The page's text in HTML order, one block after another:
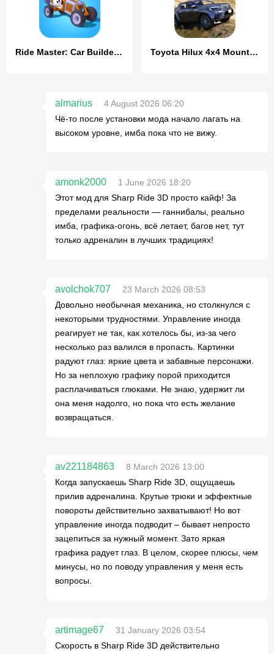
Ride Master: Car Builder Game Toyota Hilux 4x4 Mountain Ride
almarius
4 August 2026 06:20
Чё-то после установки мода начало лагать на
высоком уровне, имба пока что не вижу.
amonk2000
1 June 2026 18:20
Этот мод для Sharp Ride 3D просто кайф! За
пределами реальности — ганнибалы, реально
имба, графика-огонь, всё летает, багов нет, тут
только адреналин в лучших традициях!
avolchok707
23 March 2026 08:53
Довольно необычная механика, но столкнулся с
некоторыми трудностями. Управление иногда
реагирует не так, как хотелось бы, из-за чего
несколько раз валился в пропасть. Картинки
радуют глаз: яркие цвета и забавные персонажи.
Но за неплохую графику порой приходится
расплачиваться глюками. Не знаю, удержит ли
она меня надолго, но пока что есть желание
возвращаться.
av221184863
8 March 2026 13:00
Когда запускаешь Sharp Ride 3D, ощущаешь
прилив адреналина. Крутые трюки и эффектные
повороты действительно захватывают! Но вот
управление иногда подводит – бывает непросто
зацепиться за нужный момент. Зато яркая
графика радует глаз. В целом, скорее плюсы, чем
минусы, но по поводу управления у меня есть
вопросы.
artimage67
31 January 2026 03:54
Скорость в Sharp Ride 3D действительно